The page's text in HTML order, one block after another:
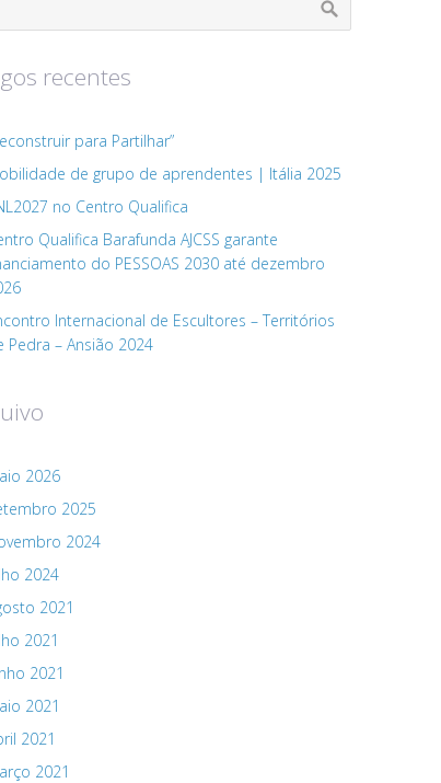
recentes
para Partilhar”
de grupo de aprendentes | Itália 2025
no Centro Qualifica
Qualifica Barafunda AJCSS garante
do PESSOAS 2030 até dezembro
Internacional de Escultores – Territórios
Pedra – Ansião 2024
2026
2025
2024
2024
2021
2021
2021
2021
2021
2021